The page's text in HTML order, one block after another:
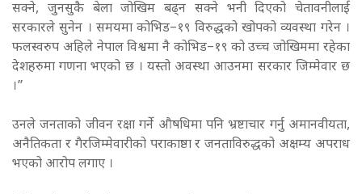
सक्ने, जुनसुकै बेला जोखिम बढ्न सक्ने भनी दिएको चेतावनीलाई
सरकारले सुनेन । समयमा कोभिड–१९ विरुद्धको खोपको व्यवस्था गरेन ।
फलस्वरुप अहिले नेपाल विश्वमा नै कोभिड–१९ को उच्च जोखिममा रहेका
देशहरुमा गणना भएको छ । यस्तो अवस्था आउनमा सरकार जिम्मेवार छ
।”
उनले जनताको जीवन रक्षा गर्ने औषधिमा पनि भ्रष्टाचार गर्नु अमानवीयता,
अनैतिकता र गैरजिम्मेवारीको पराकाष्ठा र जनताविरुद्धको अक्षम्य अपराध
भएको आरोप लगाए ।